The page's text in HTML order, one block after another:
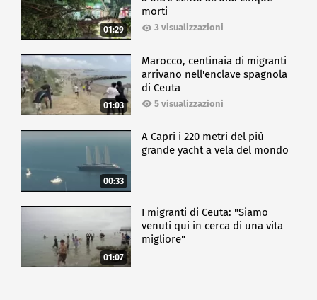
01:29
morti
3 visualizzazioni
01:03
Marocco, centinaia di migranti
arrivano nell'enclave spagnola
di Ceuta
5 visualizzazioni
00:33
A Capri i 220 metri del più
grande yacht a vela del mondo
01:07
I migranti di Ceuta: "Siamo
venuti qui in cerca di una vita
migliore"